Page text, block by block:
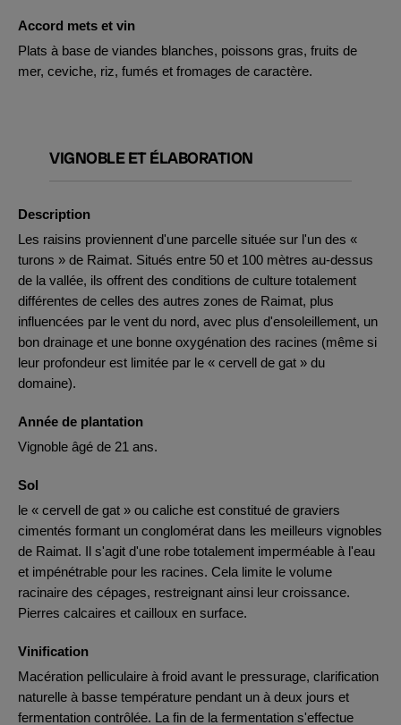
Accord mets et vin
Plats à base de viandes blanches, poissons gras, fruits de
mer, ceviche, riz, fumés et fromages de caractère.
VIGNOBLE ET ÉLABORATION
Description
Les raisins proviennent d'une parcelle située sur l'un des «
turons » de Raimat. Situés entre 50 et 100 mètres au-dessus
de la vallée, ils offrent des conditions de culture totalement
différentes de celles des autres zones de Raimat, plus
influencées par le vent du nord, avec plus d'ensoleillement, un
bon drainage et une bonne oxygénation des racines (même si
leur profondeur est limitée par le « cervell de gat » du
domaine).
Année de plantation
Vignoble âgé de 21 ans.
Sol
le « cervell de gat » ou caliche est constitué de graviers
cimentés formant un conglomérat dans les meilleurs vignobles
de Raimat. Il s'agit d'une robe totalement imperméable à l'eau
et impénétrable pour les racines. Cela limite le volume
racinaire des cépages, restreignant ainsi leur croissance.
Pierres calcaires et cailloux en surface.
Vinification
Macération pelliculaire à froid avant le pressurage, clarification
naturelle à basse température pendant un à deux jours et
fermentation contrôlée. La fin de la fermentation s'effectue